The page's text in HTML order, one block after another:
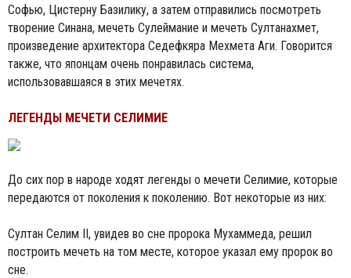
Софью, Цистерну Базилику, а затем отправились посмотреть
творение Синана, мечеть Сулеймание и мечеть Султанахмет,
произведение архитектора Седефкяра Мехмета Аги. Говорится
также, что японцам очень понравилась система,
использовавшаяся в этих мечетях.
ЛЕГЕНДЫ МЕЧЕТИ СЕЛИМИЕ
До сих пор в народе ходят легенды о мечети Селимие, которые
передаются от поколения к поколению. Вот некоторые из них:
Султан Селим II, увидев во сне пророка Мухаммеда, решил
построить мечеть на том месте, которое указал ему пророк во
сне.